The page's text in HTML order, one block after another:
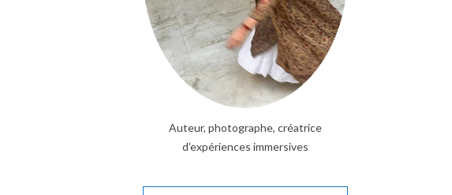
Auteur, photographe, créatrice
d'expériences immersives